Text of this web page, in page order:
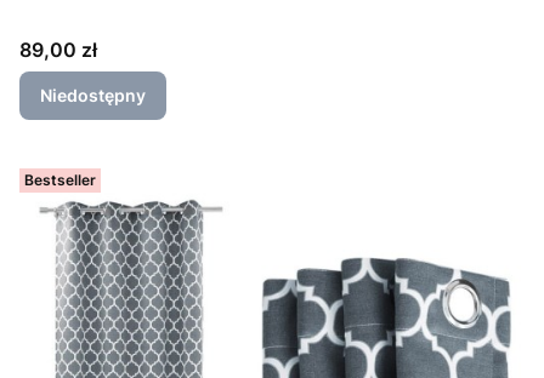
Cena
89,00 zł
Niedostępny
Bestseller